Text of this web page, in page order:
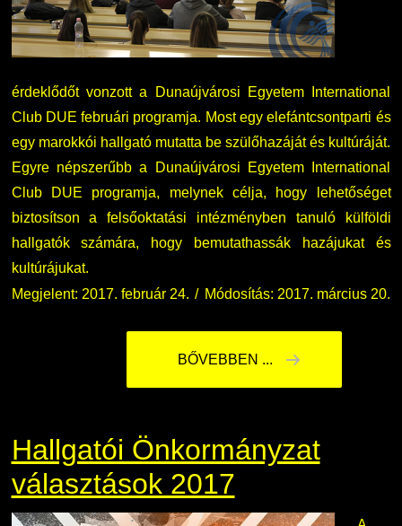
érdeklődőt vonzott a Dunaújvárosi Egyetem International
Club DUE februári programja. Most egy elefántcsontparti és
egy marokkói hallgató mutatta be szülőhazáját és kultúráját.
Egyre népszerűbb a Dunaújvárosi Egyetem International
Club DUE programja, melynek célja, hogy lehetőséget
biztosítson a felsőoktatási intézményben tanuló külföldi
hallgatók számára, hogy bemutathassák hazájukat és
kultúrájukat.
Megjelent: 2017. február 24.
Módosítás: 2017. március 20.
BŐVEBBEN ...
Hallgatói Önkormányzat
választások 2017